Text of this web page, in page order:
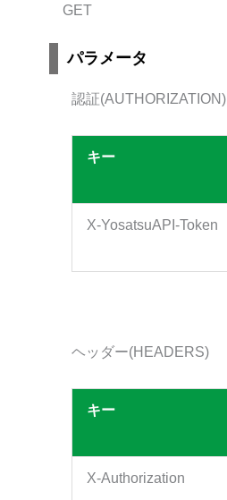
GET
パラメータ
認証(AUTHORIZATION)
キー
X-YosatsuAPI-Token
ヘッダー(HEADERS)
キー
X-Authorization